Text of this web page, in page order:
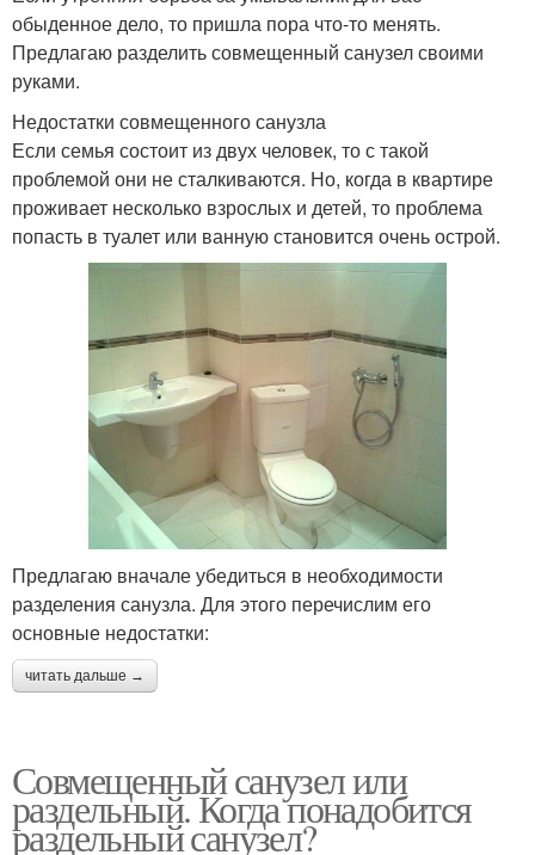
обыденное дело, то пришла пора что-то менять.
Предлагаю разделить совмещенный санузел своими
руками.
Недостатки совмещенного санузла
Если семья состоит из двух человек, то с такой
проблемой они не сталкиваются. Но, когда в квартире
проживает несколько взрослых и детей, то проблема
попасть в туалет или ванную становится очень острой.
Предлагаю вначале убедиться в необходимости
разделения санузла. Для этого перечислим его
основные недостатки:
читать дальше →
Совмещенный санузел или
раздельный. Когда понадобится
раздельный санузел?